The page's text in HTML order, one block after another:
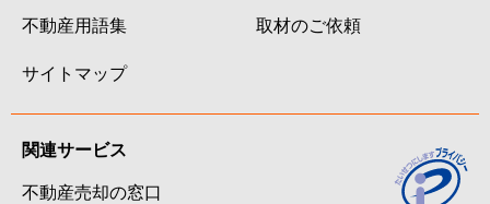
不動産用語集
サイトマップ
取材のご依頼
関連サービス
不動産売却の窓口